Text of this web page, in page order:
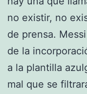
no existir, no
de prensa.
de la
a la plantilla
mal que se